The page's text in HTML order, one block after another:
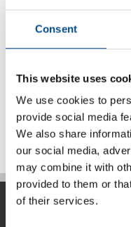
Consent
This website uses
We use cookies to
provide social media
We also share
our social media,
may combine it with
provided to them or
of their services.